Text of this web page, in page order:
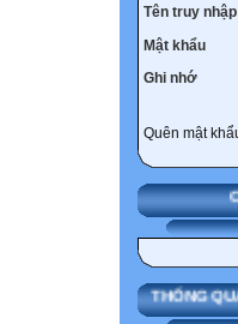
Tên truy nhập
Mật khẩu
Ghi nhớ
Quên mật
SMAS HỆ